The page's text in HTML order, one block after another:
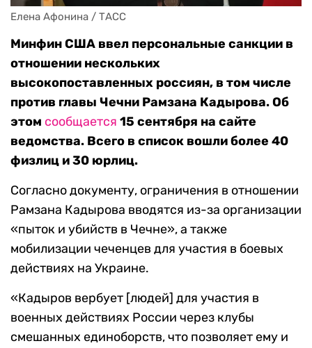
Елена Афонина / ТАСС
Минфин США ввел персональные санкции в
отношении нескольких
высокопоставленных россиян, в том числе
против главы Чечни Рамзана Кадырова. Об
этом сообщается 15 сентября на сайте
ведомства. Всего в список вошли более 40
физлиц и 30 юрлиц.
Согласно документу, ограничения в отношении
Рамзана Кадырова вводятся из-за организации
«пыток и убийств в Чечне», а также
мобилизации чеченцев для участия в боевых
действиях на Украине.
«Кадыров вербует [людей] для участия в
военных действиях России через клубы
смешанных единоборств, что позволяет ему и